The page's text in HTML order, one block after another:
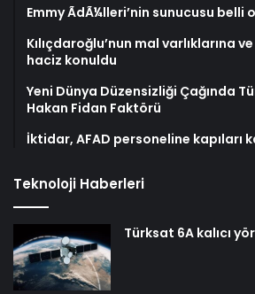
Emmy ÃdÃ¼lleri’nin sunucusu belli
Kılıçdaroğlu’nun mal varlıklarına
haciz konuldu
Yeni Dünya Düzensizliği Çağında
Hakan Fidan Faktörü
İktidar, AFAD personeline kapıları
Teknoloji Haberleri
Türksat 6A kalıcı